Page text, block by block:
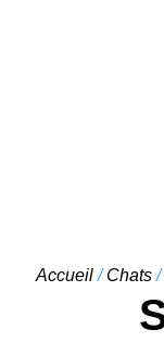
Accueil/Chats/